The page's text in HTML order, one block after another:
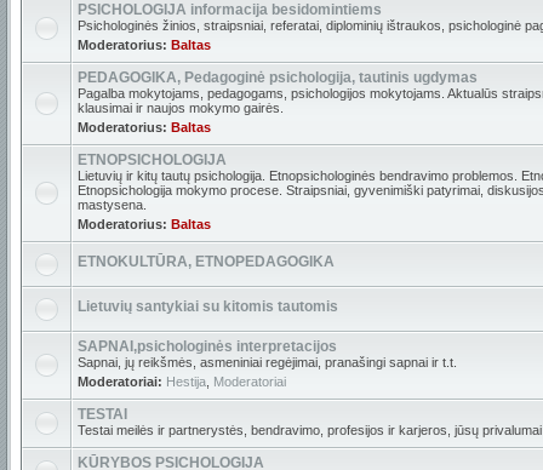
PSICHOLOGIJA informacija besidomintiems
Psichologinės žinios, straipsniai, referatai, diplominių ištraukos, psichologinė
Moderatorius: Baltas
PEDAGOGIKA, Pedagoginė psichologija, tautinis ugdymas
Pagalba mokytojams, pedagogams, psichologijos mokytojams. Aktualūs
klausimai ir naujos mokymo gairės.
Moderatorius: Baltas
ETNOPSICHOLOGIJA
Lietuvių ir kitų tautų psichologija. Etnopsichologinės bendravimo problemos.
Etnopsichologija mokymo procese. Straipsniai, gyvenimiški patyrimai,
mastysena.
Moderatorius: Baltas
ETNOKULTŪRA, ETNOPEDAGOGIKA
Lietuvių santykiai su kitomis tautomis
SAPNAI,psichologinės interpretacijos
Sapnai, jų reikšmės, asmeniniai regėjimai, pranašingi sapnai ir t.t.
Moderatoriai: Hestija Moderatoriai
TESTAI
Testai meilės ir partnerystės, bendravimo, profesijos ir karjeros, jūsų
KŪRYBOS PSICHOLOGIJA